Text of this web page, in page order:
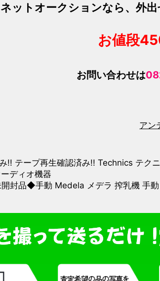
ネットオークションなら、外
お値段
お問い合わせは
アン
!! テープ再生確認済み!! Technics テク
ディオ機器
封品◆手動 Medela メデラ 搾乳機 手